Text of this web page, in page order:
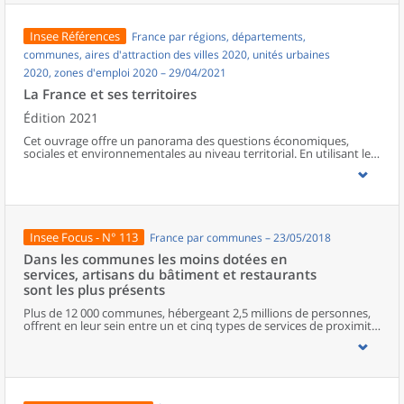
résidentielle, urbain ou rural, le déménagement s’accompagne le
plus souvent d’un agrandissement du logement. Plus de la moitié
des actifs quittant Paris ne changent pas de lieu de travail. La
pratique du télétravail, accentuée par la crise sanitaire, pourrait
entraîner une hausse des mobilités résidentielles.
Insee Références
France par régions, départements,
communes, aires d'attraction des villes 2020, unités urbaines
2020, zones d'emploi 2020 – 29/04/2021
La France et ses territoires
Édition 2021
Cet ouvrage offre un panorama des questions économiques,
sociales et environnementales au niveau territorial. En utilisant les
disparités géographiques en France, sur les forces et faiblesses des
population.
Insee Focus - N° 113 France par communes – 23/05/2018
Dans les communes les moins dotées en
services, artisans du bâtiment et restaurants
sont les plus présents
Plus de 12 000 communes, hébergeant 2,5 millions de personnes,
offrent en leur sein entre un et cinq types de services de proximité.
Dans ces communes, les artisans et les restaurants sont les plus
boulangeries ou les supérettes, n’apparaissent de façon